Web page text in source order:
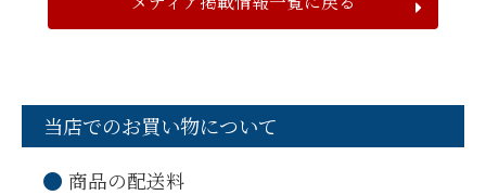
当店でのお買い物について
商品の配送料